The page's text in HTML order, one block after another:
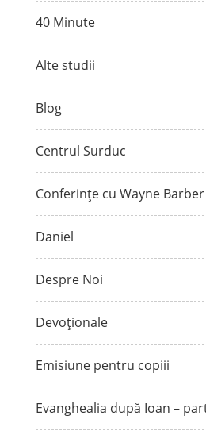
40 Minute
Alte studii
Blog
Centrul Surduc
Conferințe cu Wayne Barber
Daniel
Despre Noi
Devoționale
Emisiune pentru copiii
Evanghealia după Ioan –